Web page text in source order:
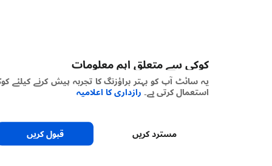
کوکی سے متعلق اہم معلومات
یہ سائٹ آپ کو بہتر براؤزنگ کا تجربہ پیش کرنے کیلئے کوکیز
استعمال کرتی ہے۔رازداری کا اعلامیہ
مسترد کریں قبول کریں